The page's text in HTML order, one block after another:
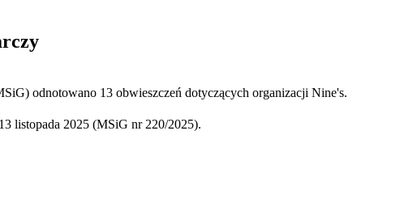
odnotowano 13 obwieszczeń dotyczących organizacji Nine's.
13 listopada 2025 (MSiG nr 220/2025).